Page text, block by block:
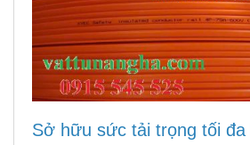
Sở hữu sức tải trọng tối đa